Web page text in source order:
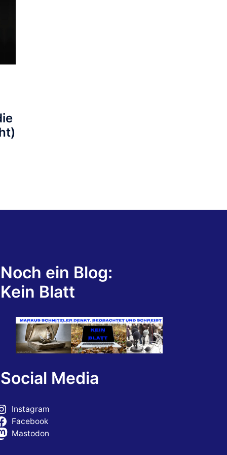
Noch ein Blog:
Kein Blatt
Social Media
Instagram
Facebook
Mastodon